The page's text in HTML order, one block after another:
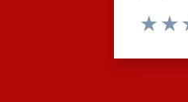
Valuta da